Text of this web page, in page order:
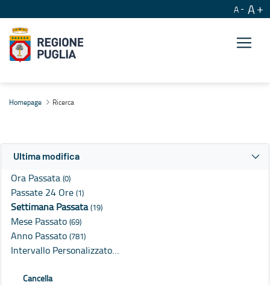
A A
Homepage Ricerca
Ultima modifica
Ora Passata (0)
Passate 24 Ore (1)
Settimana Passata(19)
Mese Passato (69)
Anno Passato (781)
Intervallo Personalizzato…
Cancella